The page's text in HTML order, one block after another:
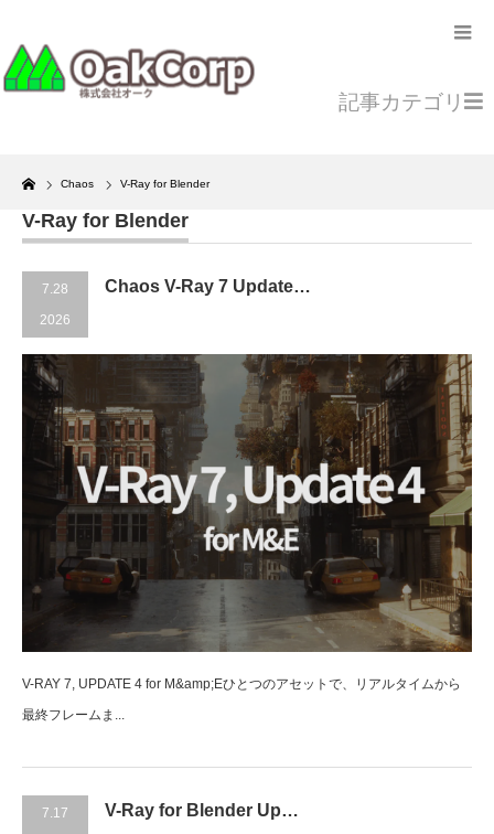
Home
Chaos V-Ray for Blender
記事カテゴリ
V-Ray for Blender
7.28
2026
Chaos V-Ray 7 Update…
V-RAY 7, UPDATE 4 for M&amp;Eひとつのアセットで、リアルタイムから
最終フレームま...
7.17
V-Ray for Blender Up…